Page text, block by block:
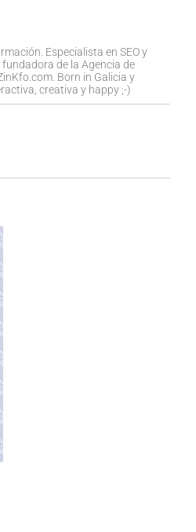
Especialista en SEO y
de la Agencia de
Born in Galicia y
creativa y happy ;-)